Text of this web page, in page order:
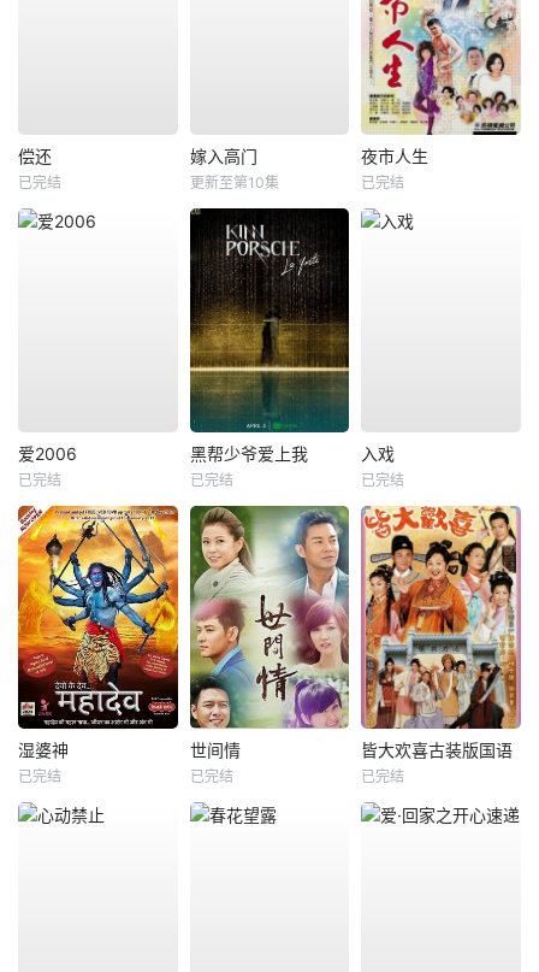
偿还
已完结
嫁入高门
更新至第10集
夜市人生
已完结
爱2006
已完结
黑帮少爷爱上我
已完结
入戏
已完结
湿婆神
已完结
世间情
已完结
皆大欢喜古装版国语
已完结